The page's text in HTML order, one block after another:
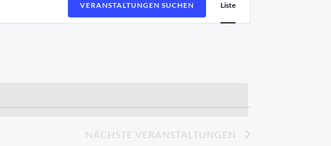
VERANSTALTUNGEN SUCHEN
Ansichten-
Liste
NÄCHSTE VERANSTALTUNGEN